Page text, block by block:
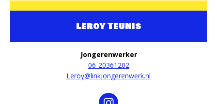
Leroy Teunis
Jongerenwerker
06-20361202
Leroy@linkjongerenwerk.nl